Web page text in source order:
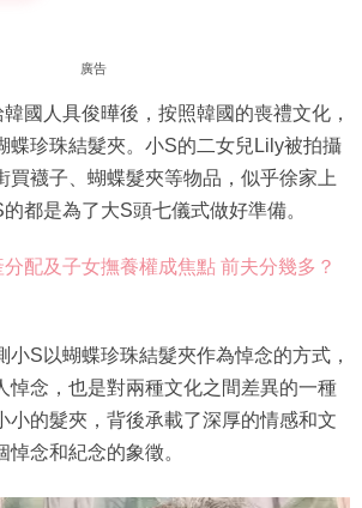
廣告
國人具俊曄後，按照韓國的喪禮文化，
蝶珍珠結髮夾。小S的二女兒Lily被拍攝
買襪子、蝴蝶髮夾等物品，似乎徐家上
都是為了大S頭七儀式做好準備。
配及子女撫養權成焦點 前夫分幾多？
小S以蝴蝶珍珠結髮夾作為悼念的方式，
悼念，也是對兩種文化之間差異的一種
小的髮夾，背後承載了深厚的情感和文
念和紀念的象徵。